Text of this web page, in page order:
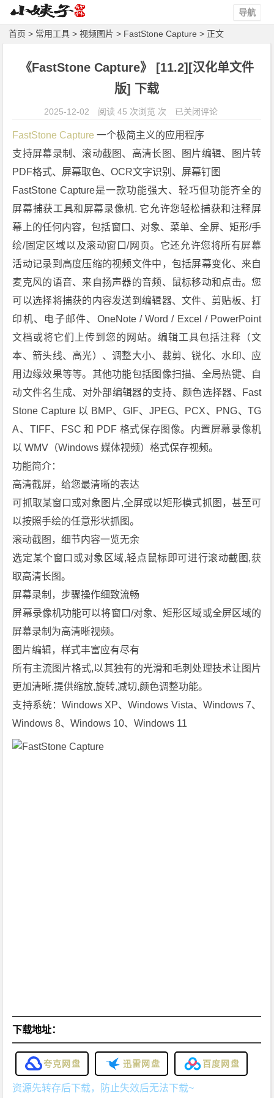
导航
首页 > 常用工具 >视频图片 > FastStone Capture > 正文
《FastStone Capture》 [11.2][汉化单文件
版] 下载
2025-12-02 阅读 45 次浏览 次
《F
s
t
S
o
e
C
a
p
e》
[1
1.
化
单
文
载
已关闭评论
FastStone Capture 一个极简主义的应用程序
支持屏幕录制、滚动截图、高清长图、图片编辑、图片转
PDF格式、屏幕取色、OCR文字识别、屏幕钉图
FastStone Capture是一款功能强大、轻巧但功能齐全的
屏幕捕获工具和屏幕录像机. 它允许您轻松捕获和注释屏
幕上的任何内容，包括窗口、对象、菜单、全屏、矩形/手
绘/固定区域以及滚动窗口/网页。它还允许您将所有屏幕
活动记录到高度压缩的视频文件中，包括屏幕变化、来自
麦克风的语音、来自扬声器的音频、鼠标移动和点击。您
可以选择将捕获的内容发送到编辑器、文件、剪贴板、打
印机、电子邮件、OneNote / Word / Excel / PowerPoint
文档或将它们上传到您的网站。编辑工具包括注释（文
本、箭头线、高光）、调整大小、裁剪、锐化、水印、应
用边缘效果等等。其他功能包括图像扫描、全局热键、自
动文件名生成、对外部编辑器的支持、颜色选择器、Fast
Stone Capture 以 BMP、GIF、JPEG、PCX、PNG、TG
A、TIFF、FSC 和 PDF 格式保存图像。内置屏幕录像机
以 WMV（Windows 媒体视频）格式保存视频。
功能简介：
高清截屏，给您最清晰的表达
可抓取某窗口或对象图片,全屏或以矩形模式抓图，甚至可
以按照手绘的任意形状抓图。
滚动截图，细节内容一览无余
选定某个窗口或对象区域,轻点鼠标即可进行滚动截图,获
取高清长图。
屏幕录制，步骤操作细致流畅
屏幕录像机功能可以将窗口/对象、矩形区域或全屏区域的
屏幕录制为高清晰视频。
图片编辑，样式丰富应有尽有
所有主流图片格式,以其独有的光滑和毛刺处理技术让图片
更加清晰,提供缩放,旋转,减切,颜色调整功能。
支持系统：Windows XP、Windows Vista、Windows 7、
Windows 8、Windows 10、Windows 11
下载地址：
夸克网盘 迅雷网盘 百度网盘
资源先转存后下载，防止失效后无法下载~